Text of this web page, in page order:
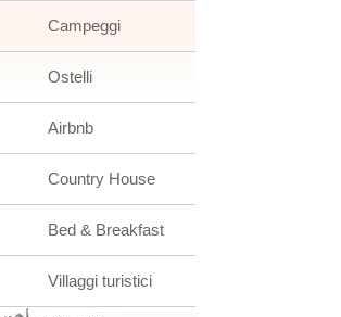
Campeggi
Ostelli
Airbnb
Country House
Bed & Breakfast
Villaggi turistici